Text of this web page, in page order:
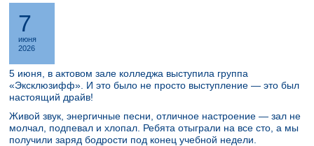
7
июня
2026
5 июня, в актовом зале колледжа выступила группа
«Эксклюзифф». И это было не просто выступление — это был
настоящий драйв!
Живой звук, энергичные песни, отличное настроение — зал не
молчал, подпевал и хлопал. Ребята отыграли на все сто, а мы
получили заряд бодрости под конец учебной недели.